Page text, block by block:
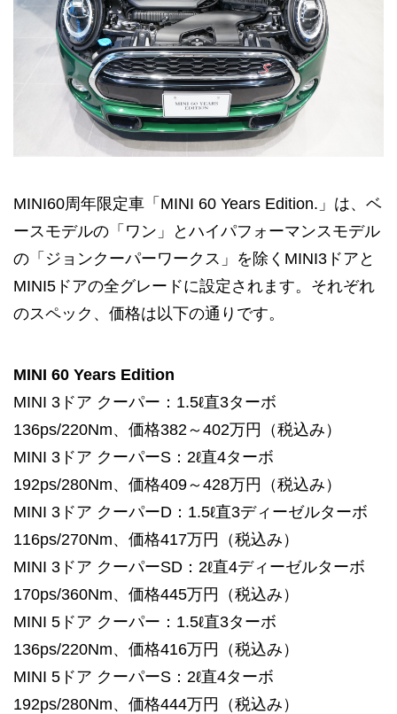
MINI60周年限定車「MINI 60 Years Edition.」は、ベ
ースモデルの「ワン」とハイパフォーマンスモデル
の「ジョンクーパーワークス」を除くMINI3ドアと
MINI5ドアの全グレードに設定されます。それぞれ
のスペック、価格は以下の通りです。
MINI 60 Years Edition
MINI 3ドア クーパー：1.5ℓ直3ターボ
136ps/220Nm、価格382～402万円（税込み）
MINI 3ドア クーパーS：2ℓ直4ターボ
192ps/280Nm、価格409～428万円（税込み）
MINI 3ドア クーパーD：1.5ℓ直3ディーゼルターボ
116ps/270Nm、価格417万円（税込み）
MINI 3ドア クーパーSD：2ℓ直4ディーゼルターボ
170ps/360Nm、価格445万円（税込み）
MINI 5ドア クーパー：1.5ℓ直3ターボ
136ps/220Nm、価格416万円（税込み）
MINI 5ドア クーパーS：2ℓ直4ターボ
192ps/280Nm、価格444万円（税込み）